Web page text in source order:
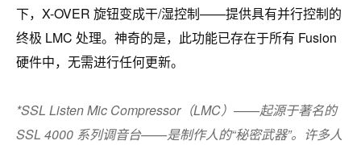
下，X-OVER 旋钮变成干/湿控制——提供具有并行控制的
终极 LMC 处理。神奇的是，此功能已存在于所有 Fusion
硬件中，无需进行任何更新。
*SSL Listen Mic Compressor（LMC）——起源于著名的
SSL 4000 系列调音台——是制作人的“秘密武器”。许多人